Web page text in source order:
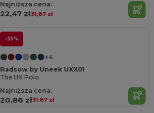
Najniższa cena:
22,47 zł31,87 zł
-35%
+4
Radsow by Uneek UXX01
The UX Polo
Najniższa cena:
20,86 zł31,87 zł